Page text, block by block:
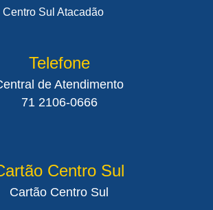
Centro Sul Atacadão
Telefone
de Atendimento
71 2106-0666
Centro Sul
Cartão Centro Sul